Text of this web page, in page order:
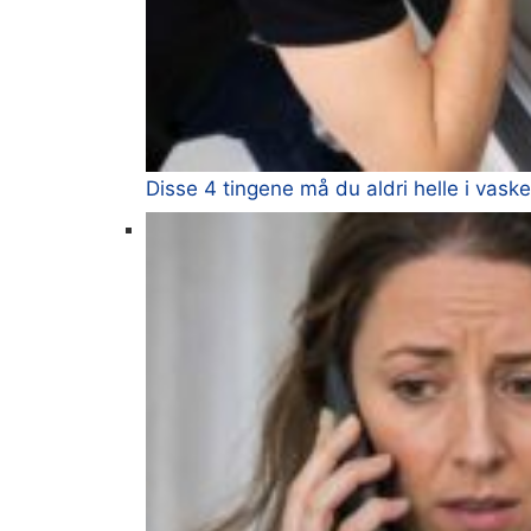
Disse 4 tingene må du aldri helle i